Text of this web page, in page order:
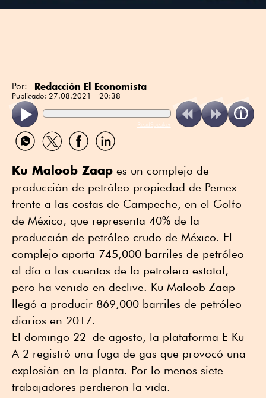
Por: Redacción El Economista
Publicado: 27.08.2021 - 20:38
ReadSpeaker
Compartir
por
Compartir
por
Compartir
por
Compartir
por
Ku Maloob Zaap es un complejo de
producción de petróleo propiedad de Pemex
frente a las costas de Campeche, en el Golfo
de México, que representa 40% de la
producción de petróleo crudo de México. El
complejo aporta 745,000 barriles de petróleo
al día a las cuentas de la petrolera estatal,
pero ha venido en declive. Ku Maloob Zaap
llegó a producir 869,000 barriles de petróleo
diarios en 2017.
El domingo 22 de agosto, la plataforma E Ku
A 2 registró una fuga de gas que provocó una
explosión en la planta. Por lo menos siete
trabajadores perdieron la vida.